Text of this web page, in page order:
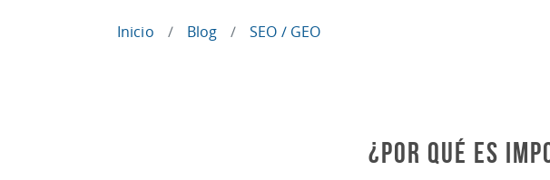
Inicio Blog SEO / GEO
¿Por qué es